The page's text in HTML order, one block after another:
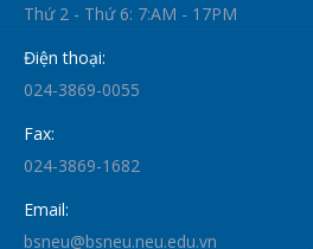
Thứ 2 - Thứ 6: 7:AM - 17PM
Điện thoại:
024-3869-0055
Fax:
024-3869-1682
Email:
bsneu@bsneu.neu.edu.vn